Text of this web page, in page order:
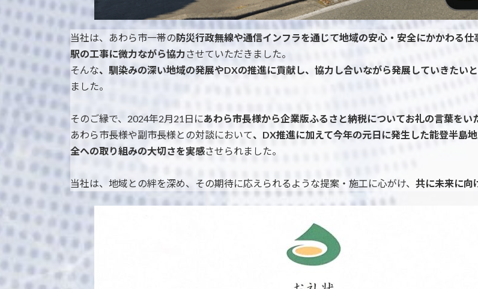
当社は、あわら市一帯の 防災行政無線や通信インフラを通じて地域の安心・安全にかかわる仕
駅の工事に微力ながら協力させていただきました。
そんな、馴染みの深い地域の発展やDXの推進に貢献し、協力し合いながら発展していきたい
ました。
そのご縁で、2024年2月21日にあわら市長様から企業版ふるさと納税についてお礼の言葉をい
あわら市長様や副市長様との対談において、DX推進に加えて今年の元日に発生した能登半島
全への取り組みの大切さを実感させられました。
当社は、地域との絆を深め、その期待に応えられるような提案・施工に心がけ、 共に未来に向